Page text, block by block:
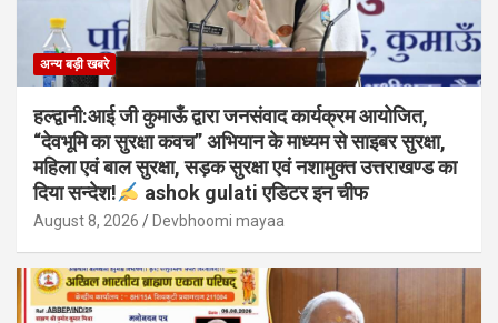
अन्य बड़ी खबरे
हल्द्वानी:आई जी कुमाऊँ द्वारा जनसंवाद कार्यक्रम आयोजित,
“देवभूमि का सुरक्षा कवच” अभियान के माध्यम से साइबर सुरक्षा,
महिला एवं बाल सुरक्षा, सड़क सुरक्षा एवं नशामुक्त उत्तराखण्ड का
दिया सन्देश!
ashok gulati एडिटर इन चीफ
August 8, 2026 Devbhoomi mayaa